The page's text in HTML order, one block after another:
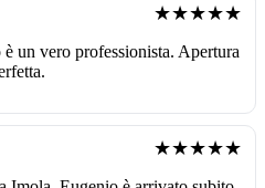
★★★★★
un vero professionista. Apertura
★★★★★